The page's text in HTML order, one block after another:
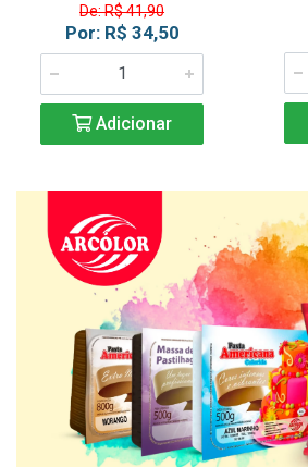
De: R$ 41,90
Por: R$ 34,50
Adicionar